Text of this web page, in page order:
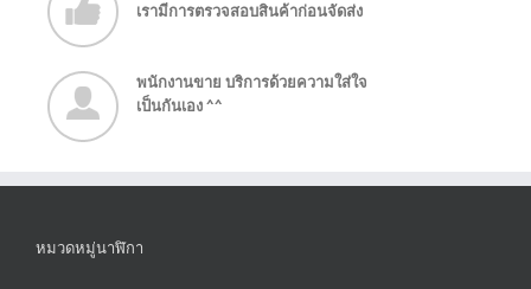
เรามีการตรวจสอบสินค้าก่อนจัดส่ง
พนักงานขาย บริการด้วยความใส่ใจ
เป็นกันเอง ^^
หมวดหมู่นาฬิกา